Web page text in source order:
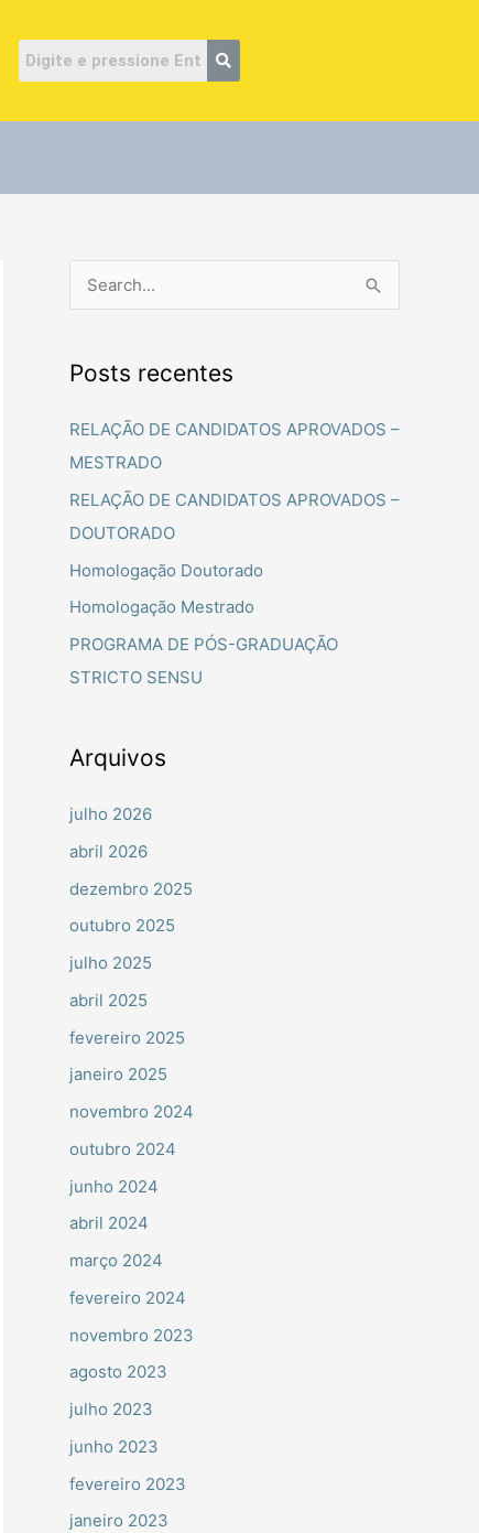
q
u
i
o
r
:
Posts recentes
RELAÇÃO DE CANDIDATOS APROVADOS –
MESTRADO
RELAÇÃO DE CANDIDATOS APROVADOS –
DOUTORADO
Homologação Doutorado
Homologação Mestrado
PROGRAMA DE PÓS-GRADUAÇÃO
STRICTO SENSU
Arquivos
julho 2026
abril 2026
dezembro 2025
outubro 2025
julho 2025
abril 2025
fevereiro 2025
janeiro 2025
novembro 2024
outubro 2024
junho 2024
abril 2024
março 2024
fevereiro 2024
novembro 2023
agosto 2023
julho 2023
junho 2023
fevereiro 2023
janeiro 2023